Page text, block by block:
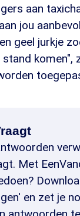
aan
jou
geel jurkje
komen",
Met
en zet je